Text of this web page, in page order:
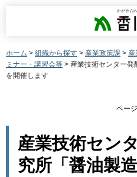
香
ホーム > 組織から探す > 産業政策課 > 産
ミナー・講習会等 > 産業技術センター発
を開催します
ペー
産業技術セン
究所「醤油製